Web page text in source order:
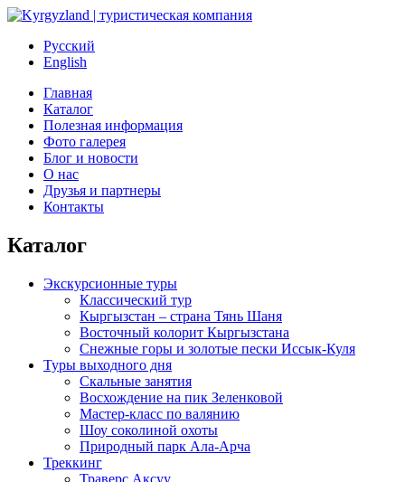
Русский
English
Главная
Каталог
Полезная информация
Фото галерея
Блог и новости
О нас
Друзья и партнеры
Контакты
Каталог
Экскурсионные туры
Классический тур
Кыргызстан – страна Тянь Шаня
Восточный колорит Кыргызстана
Снежные горы и золотые пески Иссык-Куля
Туры выходного дня
Скальные занятия
Восхождение на пик Зеленковой
Мастер-класс по валянию
Шоу соколиной охоты
Природный парк Ала-Арча
Треккинг
Траверс Аксуу